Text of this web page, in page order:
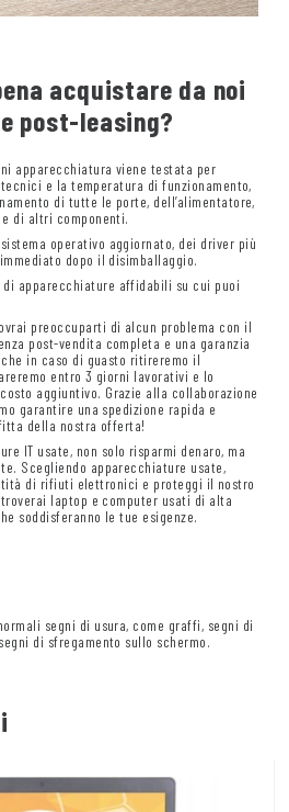
acquistare da noi
post-leasing?
apparecchiatura viene testata per
e la temperatura di funzionamento,
di tutte le porte, dell’alimentatore,
e di altri componenti.
operativo aggiornato, dei driver più
dopo il disimballaggio.
apparecchiature affidabili su cui puoi
preoccuparti di alcun problema con il
post-vendita completa e una garanzia
in caso di guasto ritireremo il
entro 3 giorni lavorativi e lo
aggiuntivo. Grazie alla collaborazione
garantire una spedizione rapida e
della nostra offerta!
IT usate, non solo risparmi denaro, ma
Scegliendo apparecchiature usate,
di rifiuti elettronici e proteggi il nostro
laptop e computer usati di alta
soddisferanno le tue esigenze.
segni di usura, come graffi, segni di
di sfregamento sullo schermo.